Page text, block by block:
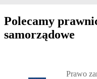
Polecamy
samorządowe
Prawo